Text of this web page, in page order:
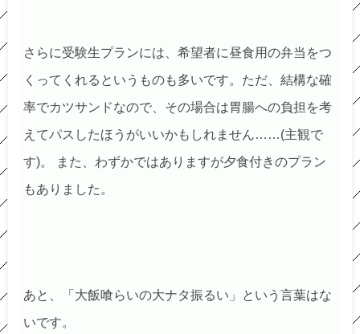
さらに受験生プランには、希望者に昼食用の弁当をつ
くってくれるというものも多いです。ただ、結構な確
率でカツサンドなので、その場合は胃腸への負担を考
えてパスしたほうがいいかもしれません……(主観で
す)。 また、わずかではありますが夕食付きのプラン
もありました。
あと、「大飯喰らいの大ナタ振るい」という言葉はな
いです。